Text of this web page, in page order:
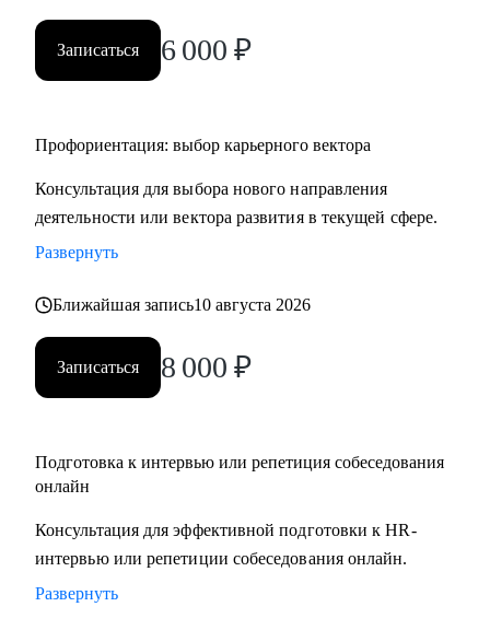
• HR и рекрутерам
• Специалистам в продажах и развитии бизнеса
Записаться 6 000 ₽
Профориентация: выбор карьерного вектора
Консультация для выбора нового направления
деятельности или вектора развития в текущей сфере.
Развернуть
Ближайшая запись10 августа 2026
Записаться 8 000 ₽
Подготовка к интервью или репетиция собеседования
онлайн
Консультация для эффективной подготовки к HR-
интервью или репетиции собеседования онлайн.
Развернуть